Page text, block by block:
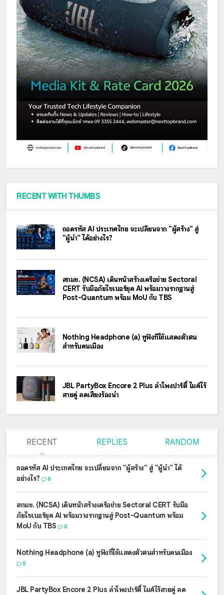
RECENT WITH THUMBS
ถอดรหัส AI ประเทศไทย จะเปลี่ยนจาก "ผู้สร้าง" สู่
"ผู้นำ" ได้อย่างไร?
สกมช. (NCSA) เดินหน้าสร้างเครือข่าย Sectoral
CERT รับมือภัยไซเบอร์ยุค AI พร้อมวางรากฐานสู่
Post-Quantum พร้อม MoU กับ TBS
Nothing Headphone (a) หูฟังที่ใช้แสดงตัวตน
สำหรับคนเมือง
JBL PartyBox Encore 2 Plus ลำโพงปาร์ตี้ ไมค์ไร้
สายคู่ ลดเสียงร้องนำ
RECENT REPLIES RANDOM
ถอดรหัส AI ประเทศไทย จะเปลี่ยนจาก "ผู้สร้าง" สู่ "ผู้นำ" ได้
อย่างไร?
0
สกมช. (NCSA) เดินหน้าสร้างเครือข่าย Sectoral CERT รับมือ
ภัยไซเบอร์ยุค AI พร้อมวางรากฐานสู่ Post-Quantum พร้อม
MoU กับ TBS
0
Nothing Headphone (a) หูฟังที่ใช้แสดงตัวตนสำหรับคนเมือง
0
JBL PartyBox Encore 2 Plus ลำโพงปาร์ตี้ ไมค์ไร้สายคู่ ลด